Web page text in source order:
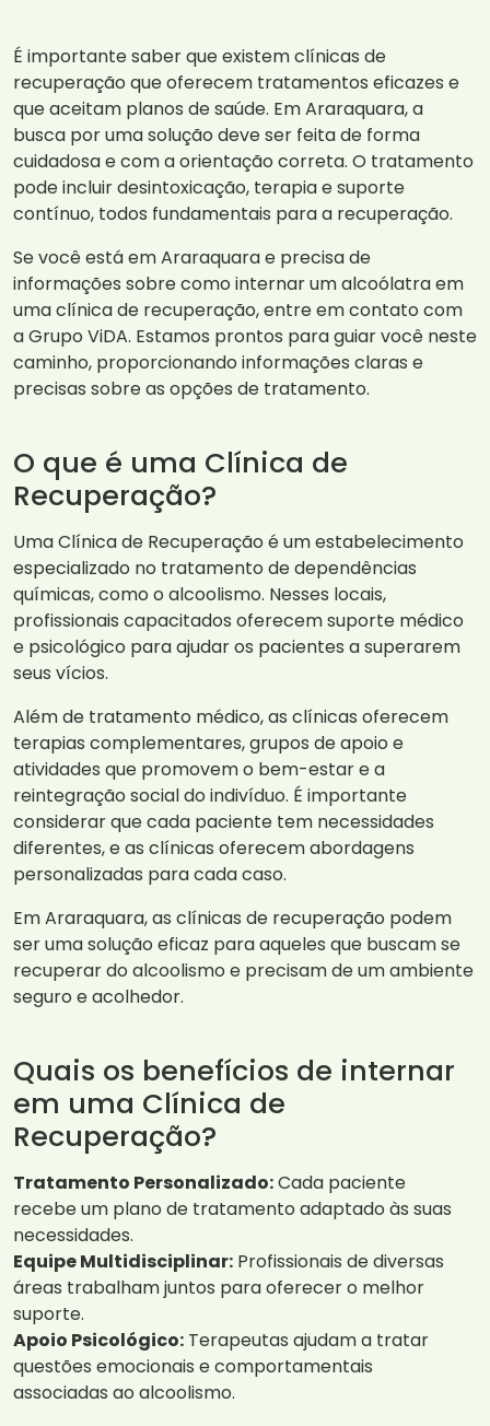
É importante saber que existem clínicas de
recuperação que oferecem tratamentos eficazes e
que aceitam planos de saúde. Em Araraquara, a
busca por uma solução deve ser feita de forma
cuidadosa e com a orientação correta. O tratamento
pode incluir desintoxicação, terapia e suporte
contínuo, todos fundamentais para a recuperação.
Se você está em Araraquara e precisa de
informações sobre como internar um alcoólatra em
uma clínica de recuperação, entre em contato com
a Grupo ViDA. Estamos prontos para guiar você neste
caminho, proporcionando informações claras e
precisas sobre as opções de tratamento.
O que é uma Clínica de
Recuperação?
Uma Clínica de Recuperação é um estabelecimento
especializado no tratamento de dependências
químicas, como o alcoolismo. Nesses locais,
profissionais capacitados oferecem suporte médico
e psicológico para ajudar os pacientes a superarem
seus vícios.
Além de tratamento médico, as clínicas oferecem
terapias complementares, grupos de apoio e
atividades que promovem o bem-estar e a
reintegração social do indivíduo. É importante
considerar que cada paciente tem necessidades
diferentes, e as clínicas oferecem abordagens
personalizadas para cada caso.
Em Araraquara, as clínicas de recuperação podem
ser uma solução eficaz para aqueles que buscam se
recuperar do alcoolismo e precisam de um ambiente
seguro e acolhedor.
Quais os benefícios de internar
em uma Clínica de
Recuperação?
Tratamento Personalizado:Cada paciente
recebe um plano de tratamento adaptado às suas
necessidades.
Equipe Multidisciplinar: Profissionais de diversas
áreas trabalham juntos para oferecer o melhor
suporte.
Apoio Psicológico: Terapeutas ajudam a tratar
questões emocionais e comportamentais
associadas ao alcoolismo.